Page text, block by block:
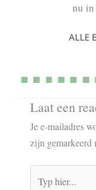
nu
ALLE
Laat een
Je e-mailadres
zijn gemarkeerd